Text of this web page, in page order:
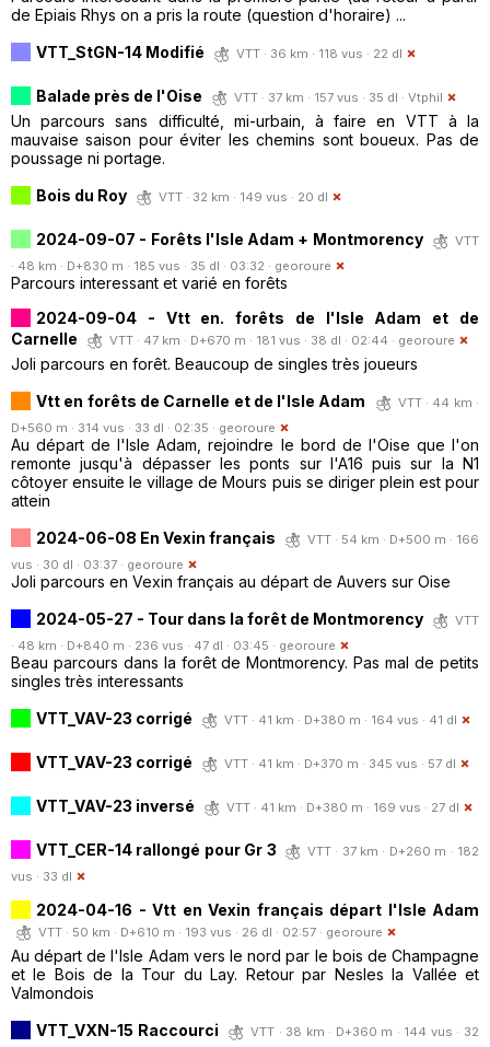
de Epiais Rhys on a pris la route (question d'horaire) ...
VTT_StGN-14 Modifié
VTT · 36 km · 118 vus · 22 dl
Balade près de l'Oise VTT · 37 km · 157 vus · 35 dl · Vtphil
Un parcours sans difficulté, mi-urbain, à faire en VTT à la
mauvaise saison pour éviter les chemins sont boueux. Pas de
poussage ni portage.
Bois du Roy
VTT · 32 km · 149 vus · 20 dl
2024-09-07 - Forêts l'Isle Adam + Montmorency
VTT
· 48 km · D+830 m · 185 vus · 35 dl · 03:32 · georoure
Parcours interessant et varié en forêts
2024-09-04 - Vtt en. forêts de l'Isle Adam et de
Carnelle
VTT · 47 km · D+670 m · 181 vus · 38 dl · 02:44 · georoure
Joli parcours en forêt. Beaucoup de singles très joueurs
Vtt en forêts de Carnelle et de l'Isle Adam
VTT · 44 km ·
D+560 m · 314 vus · 33 dl · 02:35 · georoure
Au départ de l'Isle Adam, rejoindre le bord de l'Oise que l'on
remonte jusqu'à dépasser les ponts sur l'A16 puis sur la N1
côtoyer ensuite le village de Mours puis se diriger plein est pour
attein
2024-06-08 En Vexin français
VTT · 54 km · D+500 m · 166
vus · 30 dl · 03:37 · georoure
Joli parcours en Vexin français au départ de Auvers sur Oise
2024-05-27 - Tour dans la forêt de Montmorency
VTT
· 48 km · D+840 m · 236 vus · 47 dl · 03:45 · georoure
Beau parcours dans la forêt de Montmorency. Pas mal de petits
singles très interessants
VTT_VAV-23 corrigé
VTT · 41 km · D+380 m · 164 vus · 41 dl
VTT_VAV-23 corrigé VTT · 41 km · D+370 m · 345 vus · 57 dl
VTT_VAV-23 inversé VTT · 41 km · D+380 m · 169 vus · 27 dl
VTT_CER-14 rallongé pour Gr 3
VTT · 37 km · D+260 m · 182
vus · 33 dl
2024-04-16 - Vtt en Vexin français départ l'Isle Adam
VTT · 50 km · D+610 m · 193 vus · 26 dl · 02:57 · georoure
Au départ de l'Isle Adam vers le nord par le bois de Champagne
et le Bois de la Tour du Lay. Retour par Nesles la Vallée et
Valmondois
VTT_VXN-15 Raccourci
VTT · 38 km · D+360 m · 144 vus · 32